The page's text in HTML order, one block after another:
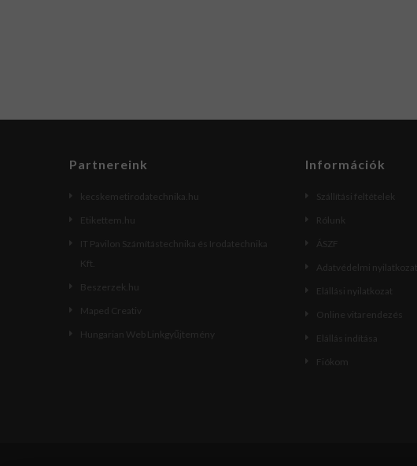
Partnereink
kecskemetirodatechnika.hu
Etikettem.hu
IT Pavilon Számítástechnika és Irodatechnika
Kft.
Beszerzek.hu
Maped Creativ
Hungarian Web Linkgyűjtemény
Információk
Szállítási feltételek
Rólunk
ÁSZF
Adatvédelmi nyilatkozat
Elállási nyilatkozat
Online vitarendezés
Elállás indítása
Fiókom